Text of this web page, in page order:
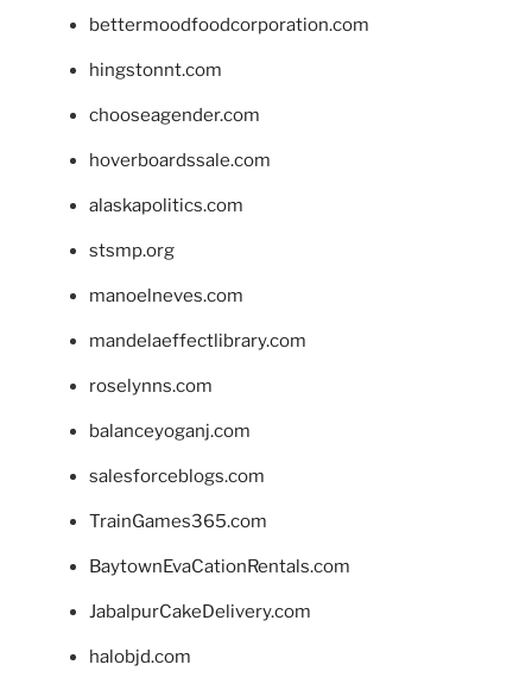
bettermoodfoodcorporation.com
hingstonnt.com
chooseagender.com
hoverboardssale.com
alaskapolitics.com
stsmp.org
manoelneves.com
mandelaeffectlibrary.com
roselynns.com
balanceyoganj.com
salesforceblogs.com
TrainGames365.com
BaytownEvaCationRentals.com
JabalpurCakeDelivery.com
halobjd.com